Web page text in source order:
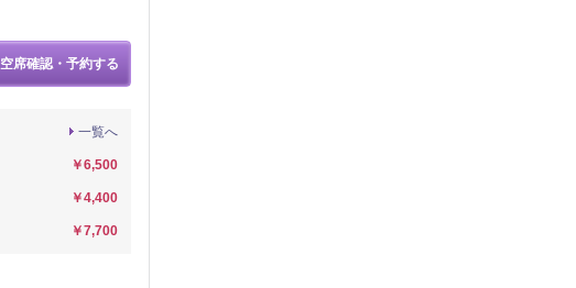
空席確認・予約する
一覧へ
￥6,500
￥4,400
￥7,700